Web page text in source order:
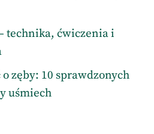
technika, ćwiczenia i
zęby: 10 sprawdzonych
uśmiech